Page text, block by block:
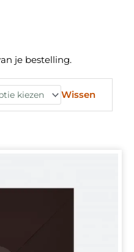
je bestelling.
Wissen